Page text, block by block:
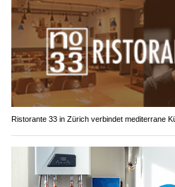
Ristorante 33 in Zürich verbindet mediterrane